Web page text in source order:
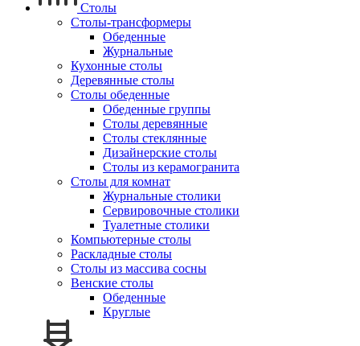
Столы
Столы-трансформеры
Обеденные
Журнальные
Кухонные столы
Деревянные столы
Столы обеденные
Обеденные группы
Столы деревянные
Столы стеклянные
Дизайнерские столы
Столы из керамогранита
Столы для комнат
Журнальные столики
Сервировочные столики
Туалетные столики
Компьютерные столы
Раскладные столы
Столы из массива сосны
Венские столы
Обеденные
Круглые